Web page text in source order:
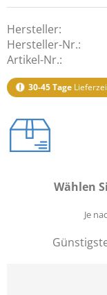
Hersteller:
Hersteller-Nr.:
Artikel-Nr.:
30-45 Tage
Wählen
Je